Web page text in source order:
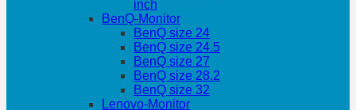
inch
BenQ-Monitor
BenQ size 24
BenQ size 24.5
BenQ size 27
BenQ size 28.2
BenQ size 32
Lenovo-Monitor